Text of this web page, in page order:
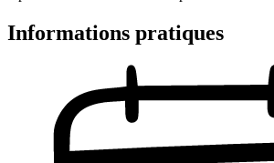
Informations pratiques